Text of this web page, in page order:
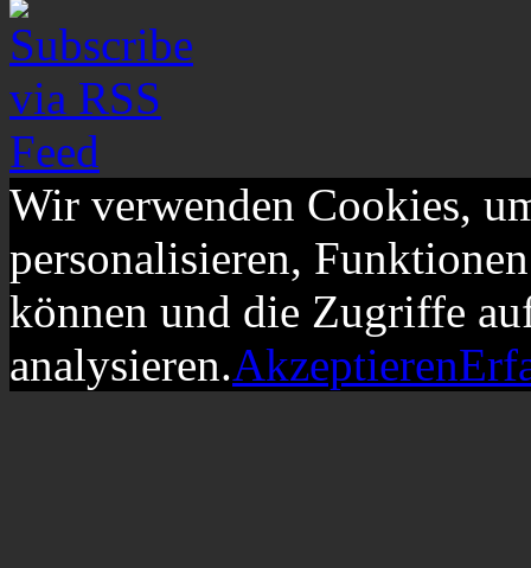
Wir verwenden Cookies,
personalisieren,
können und die Zugriffe
analysieren.Akzeptieren